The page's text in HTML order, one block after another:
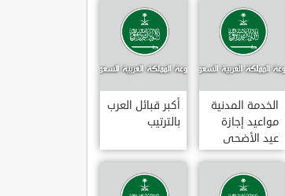
الخدمة المدنية
مواعيد إجازة
عيد الأضحى
لعام 1443هـ
متى عودة
الموظفين
أكبر قبائل العرب
بالترتيب